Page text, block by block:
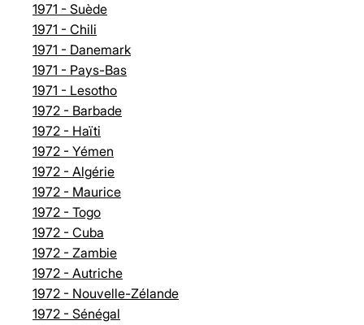
1971 - Suède
1971 - Chili
1971 - Danemark
1971 - Pays-Bas
1971 - Lesotho
1972 - Barbade
1972 - Haïti
1972 - Yémen
1972 - Algérie
1972 - Maurice
1972 - Togo
1972 - Cuba
1972 - Zambie
1972 - Autriche
1972 - Nouvelle-Zélande
1972 - Sénégal